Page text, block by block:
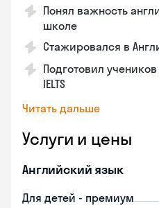
Понял важность
школе
Стажировался в
Подготовил
IELTS
Читать дальше
Услуги и цены
Английский язык
Для детей - премиум